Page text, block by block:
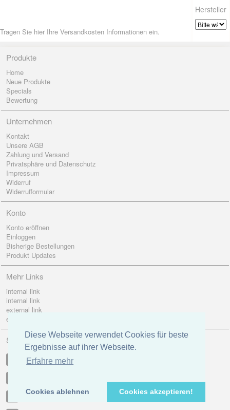
Diese Webseite verwendet Cookies für beste
Ergebnisse auf ihrer Webseite.
Erfahre mehr
Cookies ablehnen Cookies akzeptieren!
Hersteller
Tragen Sie hier Ihre Versandkosten Informationen ein.
Produkte
Home
Neue Produkte
Specials
Bewertung
Unternehmen
Kontakt
Unsere AGB
Zahlung und Versand
Privatsphäre und Datenschutz
Impressum
Widerruf
Widerrufformular
Konto
Konto eröffnen
Einloggen
Bisherige Bestellungen
Produkt Updates
Mehr Links
internal link
internal link
external link
external link
Social
Facebook
Google +